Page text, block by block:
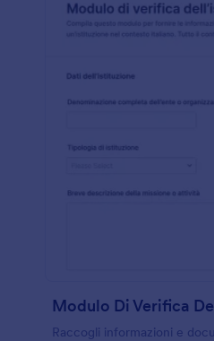
Modulo Di Verifica
Raccogli informazioni e